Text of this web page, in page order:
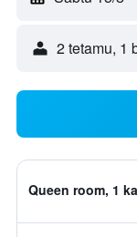
2 tetamu, 1
Queen room, 1